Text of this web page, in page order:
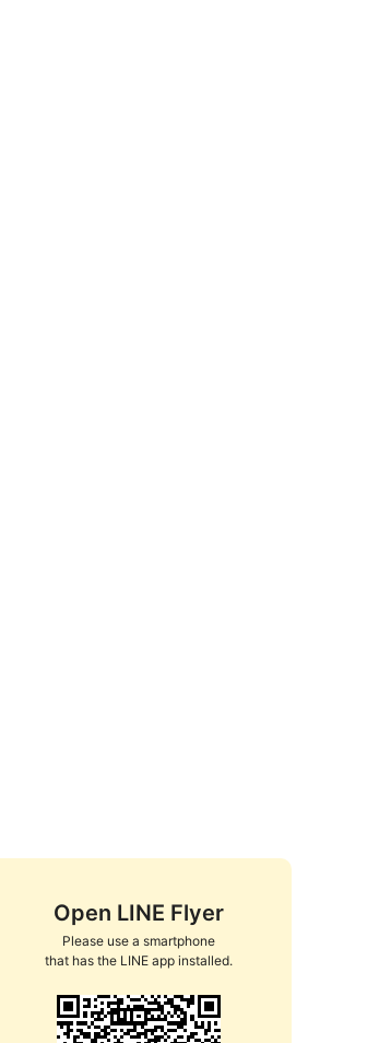
Open LINE Flyer
Please use a smartphone
that has the LINE app installed.